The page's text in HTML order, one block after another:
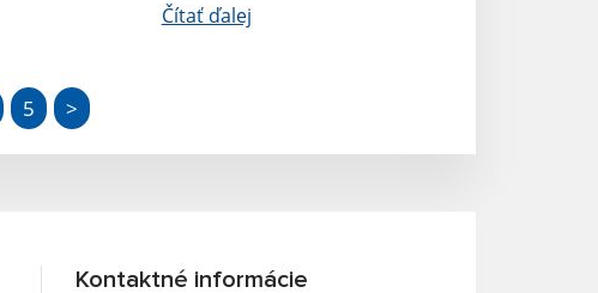
Čítať ďalej
5 >
Kontaktné informácie